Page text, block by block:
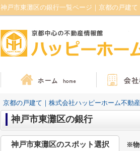
神戸市東灘区の銀行一覧ページ｜京都の戸建
京都の戸建て｜株式会社ハッピーホーム不動
神戸市東灘区の銀行
※物
神戸市東灘区のスポット選択